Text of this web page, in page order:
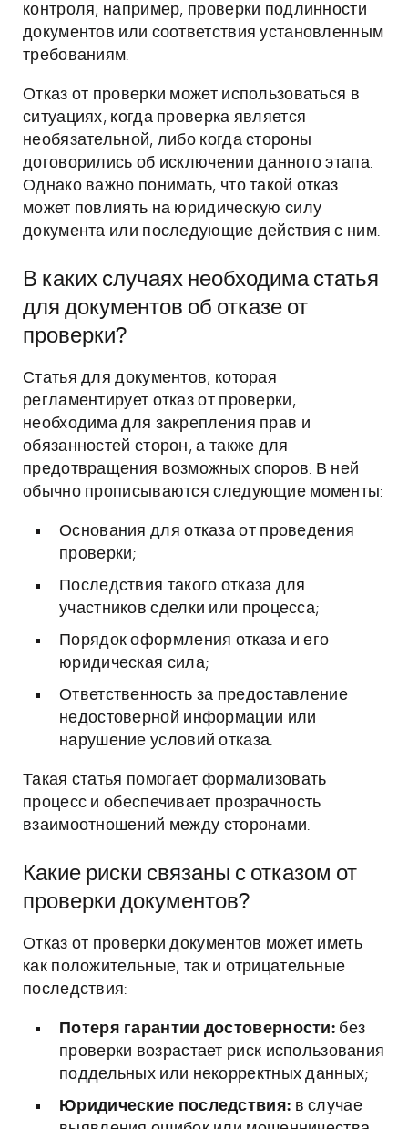
контроля, например, проверки подлинности
документов или соответствия установленным
требованиям.
Отказ от проверки может использоваться в
ситуациях, когда проверка является
необязательной, либо когда стороны
договорились об исключении данного этапа.
Однако важно понимать, что такой отказ
может повлиять на юридическую силу
документа или последующие действия с ним.
В каких случаях необходима статья
для документов об отказе от
проверки?
Статья для документов, которая
регламентирует отказ от проверки,
необходима для закрепления прав и
обязанностей сторон, а также для
предотвращения возможных споров. В ней
обычно прописываются следующие моменты:
Основания для отказа от проведения
проверки;
Последствия такого отказа для
участников сделки или процесса;
Порядок оформления отказа и его
юридическая сила;
Ответственность за предоставление
недостоверной информации или
нарушение условий отказа.
Такая статья помогает формализовать
процесс и обеспечивает прозрачность
взаимоотношений между сторонами.
Какие риски связаны с отказом от
проверки документов?
Отказ от проверки документов может иметь
как положительные, так и отрицательные
последствия:
Потеря гарантии достоверности: без
проверки возрастает риск использования
поддельных или некорректных данных;
Юридические последствия: в случае